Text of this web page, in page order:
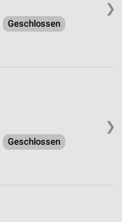
❯
Geschlossen
❯
Geschlossen